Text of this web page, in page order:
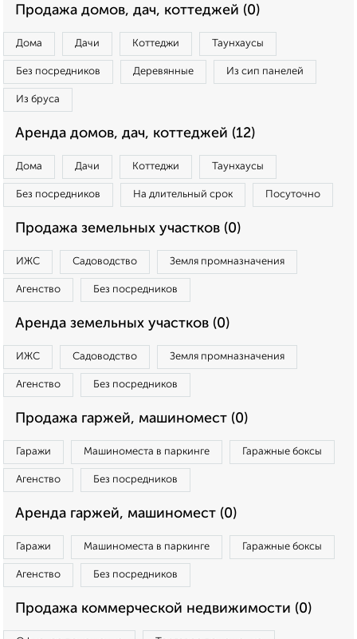
Продажа домов, дач, коттеджей (0)
Дома Дачи Коттеджи Таунхаусы
Без посредников Деревянные Из сип панелей
Из бруса
Аренда домов, дач, коттеджей (12)
Дома Дачи Коттеджи Таунхаусы
Без посредников На длительный срок Посуточно
Продажа земельных участков (0)
ИЖС Садоводство Земля промназначения
Агенство Без посредников
Аренда земельных участков (0)
ИЖС Садоводство Земля промназначения
Агенство Без посредников
Продажа гаржей, машиномест (0)
Гаражи Машиноместа в паркинге Гаражные боксы
Агенство Без посредников
Аренда гаржей, машиномест (0)
Гаражи Машиноместа в паркинге Гаражные боксы
Агенство Без посредников
Продажа коммерческой недвижимости (0)